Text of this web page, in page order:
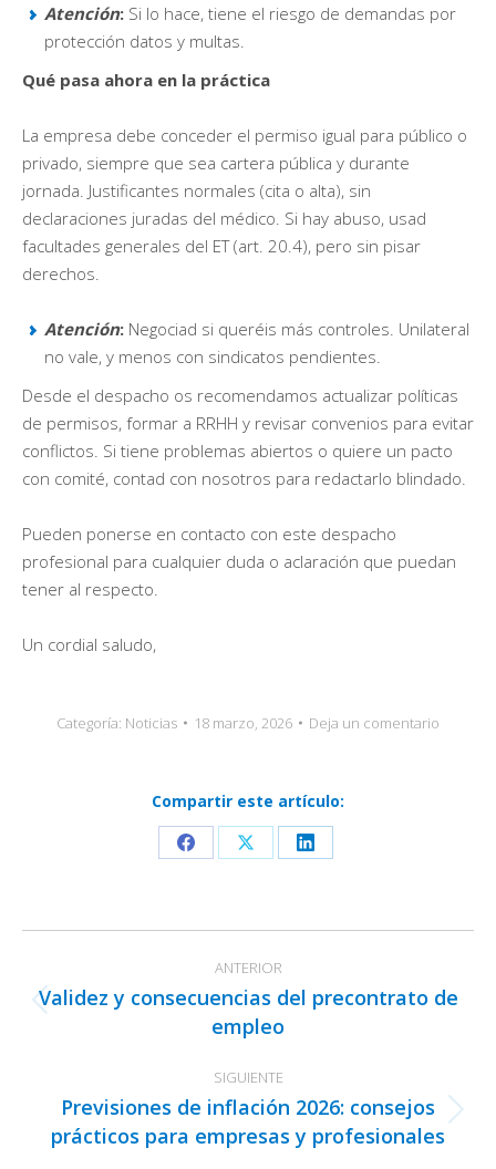
Atención: Si lo hace, tiene el riesgo de demandas por
protección datos y multas.
Qué pasa ahora en la práctica
La empresa debe conceder el permiso igual para público o
privado, siempre que sea cartera pública y durante
jornada. Justificantes normales (cita o alta), sin
declaraciones juradas del médico. Si hay abuso, usad
facultades generales del ET (art. 20.4), pero sin pisar
derechos.
Atención: Negociad si queréis más controles. Unilateral
no vale, y menos con sindicatos pendientes.
Desde el despacho os recomendamos actualizar políticas
de permisos, formar a RRHH y revisar convenios para evitar
conflictos. Si tiene problemas abiertos o quiere un pacto
con comité, contad con nosotros para redactarlo blindado.
Pueden ponerse en contacto con este despacho
profesional para cualquier duda o aclaración que puedan
tener al respecto.
Un cordial saludo,
Categoría: Noticias 18 marzo, 2026 Deja un comentario
Compartir este artículo:
Share
Facebook
Share
X
Share
LinkedIn
entre
publicaciones
ANTERIOR
Publicación
anterior:
Validez y consecuencias del precontrato de
empleo
SIGUIENTE
Publicación
siguiente:
Previsiones de inflación 2026: consejos
prácticos para empresas y profesionales